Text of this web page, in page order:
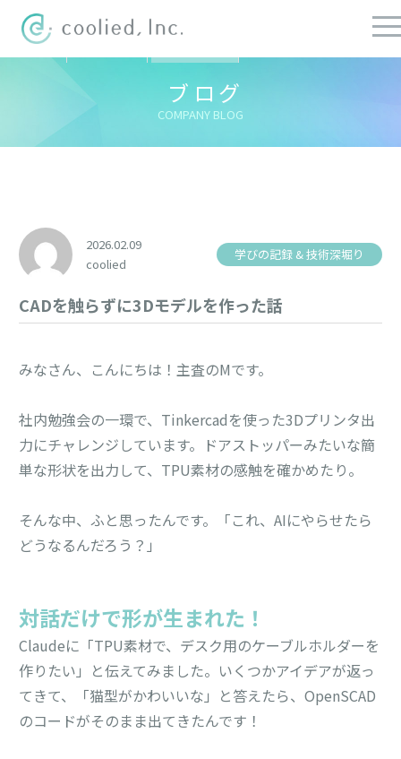
ブログ
COMPANY BLOG
ての記事
2026.02.09
coolied
学びの記録 & 技術深堀り
CADを触らずに3Dモデルを作った話
みなさん、こんにちは！主査のMです。
社内勉強会の一環で、Tinkercadを使った3Dプリンタ出
力にチャレンジしています。ドアストッパーみたいな簡
単な形状を出力して、TPU素材の感触を確かめたり。
そんな中、ふと思ったんです。「これ、AIにやらせたら
どうなるんだろう？」
対話だけで形が生まれた！
Claudeに「TPU素材で、デスク用のケーブルホルダーを
作りたい」と伝えてみました。いくつかアイデアが返っ
てきて、「猫型がかわいいな」と答えたら、OpenSCAD
のコードがそのまま出てきたんです！